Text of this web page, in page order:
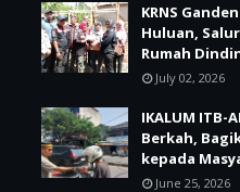
KRNS
Huluan,
Rumah
July 02, 2026
IKALUM ITB-
Berkah,
kepada
June 25, 2026